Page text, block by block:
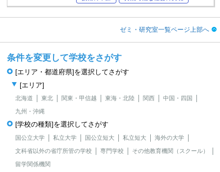
ゼミ・研究室一覧ページ上部へ
条件を変更して学校をさがす
[エリア・都道府県]を選択してさがす
[エリア]
北海道 東北 関東・甲信越 東海・北陸 関西
中国・四国
九州・沖縄
[学校の種類]を選択してさがす
国公立大学 私立大学 国公立短大 私立短大
海外の大学
文科省以外の省庁所管の学校
専門学校
その他教育機関（スクール）
留学関係機関